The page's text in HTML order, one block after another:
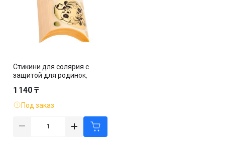
Стикини для солярия с
защитой для родинок,
1 140 ₸
Под заказ